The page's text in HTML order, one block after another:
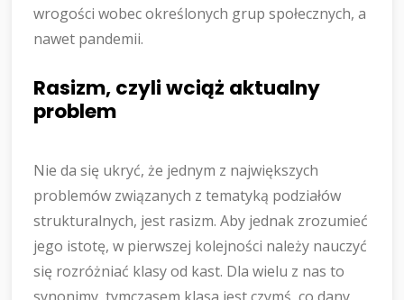
wrogości wobec określonych grup społecznych, a
nawet pandemii.
Rasizm, czyli wciąż aktualny
problem
Nie da się ukryć, że jednym z największych
problemów związanych z tematyką podziałów
strukturalnych, jest rasizm. Aby jednak zrozumieć
jego istotę, w pierwszej kolejności należy nauczyć
się rozróżniać klasy od kast. Dla wielu z nas to